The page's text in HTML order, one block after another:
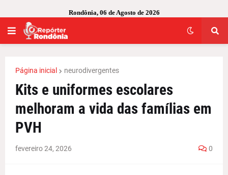
Rondônia, 06 de Agosto de 2026
Página inicial neurodivergentes
Kits e uniformes escolares
melhoram a vida das famílias em
PVH
fevereiro 24, 2026 0